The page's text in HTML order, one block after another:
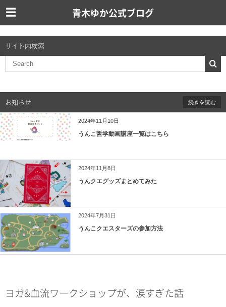
青木ゆか公式ブログ
サイト内検索
お知らせ
2024年11月10日
うんこ哲学動画講座一覧はこちら
2024年11月8日
うんクエグッズまとめてみた
2024年7月31日
うんこクエスターズの参加方法
続きを読む
ヨガ&血流ワークショップが、涙すぎた話